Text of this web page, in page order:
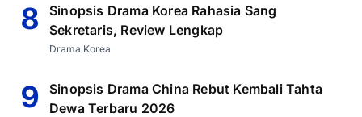
8
Sinopsis Drama Korea Rahasia Sang
Sekretaris, Review Lengkap
Drama Korea
9
Sinopsis Drama China Rebut Kembali Tahta
Dewa Terbaru 2026